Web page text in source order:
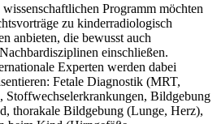
Programm möchten
zu kinderradiologisch
anbieten, die bewusst auch
einschließen.
Experten werden dabei
Fetale Diagnostik (MRT,
Stoffwechselerkrankungen, Bildgebung
thorakale Bildgebung (Lunge, Herz),